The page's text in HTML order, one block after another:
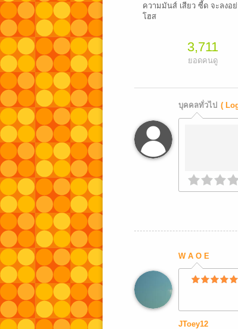
ความมันส์ เสียว ซี้ด จะลงอ
โฮส
3,711
ยอดคนดู
บุคคลทั่วไป (
W A O E
JToey12